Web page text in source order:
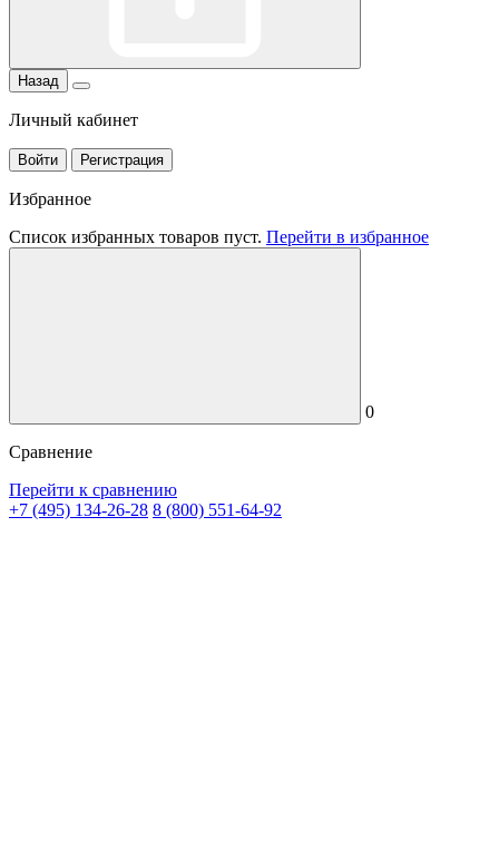
Назад
Личный кабинет
Войти Регистрация
Избранное
Список избранных товаров пуст. Перейти в избранное
0
Сравнение
Перейти к сравнению
+7 (495) 134-26-28 8 (800) 551-64-92